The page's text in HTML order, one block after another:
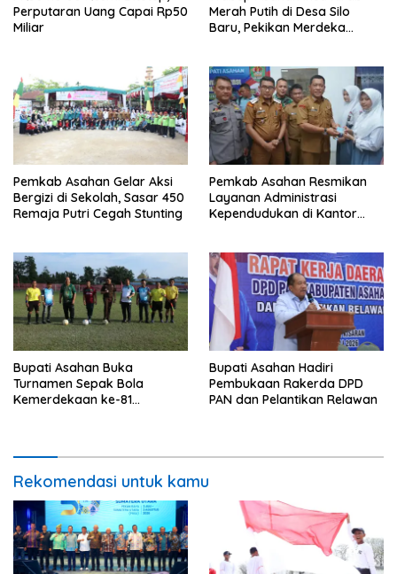
Perputaran Uang Capai Rp50
Miliar
Merah Putih di Desa Silo
Baru, Pekikan Merdeka
Pemkab Asahan Gelar Aksi
Bergizi di Sekolah, Sasar 450
Remaja Putri Cegah Stunting
Pemkab Asahan Resmikan
Layanan Administrasi
Kependudukan di Kantor
Bupati Asahan Buka
Turnamen Sepak Bola
Kemerdekaan ke-81
Bupati Asahan Hadiri
Pembukaan Rakerda DPD
PAN dan Pelantikan Relawan
Rekomendasi untuk kamu